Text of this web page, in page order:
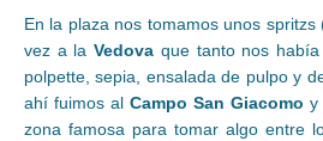
En la plaza nos tomamos unos
vez a laVedova que tanto nos
polpette, sepia, ensalada de pulpo y
ahí fuimos al Campo San Giacomo y
zona famosa para tomar algo entre